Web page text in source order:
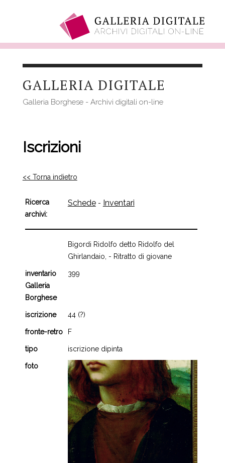
contenutoGALLERIA DIGITALE
Galleria Borghese - Archivi digitali on-line
Iscrizioni
<< Torna indietro
Ricerca
archivi:
Schede- Inventari
Bigordi Ridolfo detto Ridolfo del
Ghirlandaio, - Ritratto di giovane
inventario
Galleria
Borghese
399
iscrizione 44 (?)
fronte-retro F
tipo iscrizione dipinta
foto